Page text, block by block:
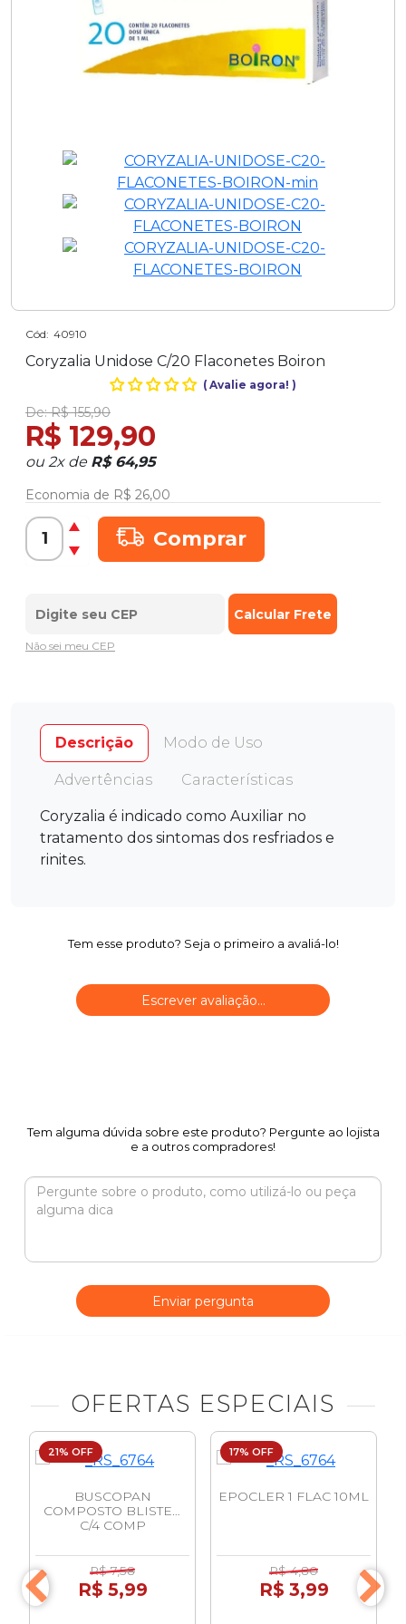
Cód: 40910
Coryzalia Unidose C/20 Flaconetes Boiron
(Avalie agora! )
De:R$ 155,90
R$ 129,90
ou 2xde R$ 64,95
Economia de R$ 26,00
Comprar
Não sei meu CEP
Descrição Modo de Uso
Advertências Características
Coryzalia é indicado como Auxiliar no
tratamento dos sintomas dos resfriados e
rinites.
Tem esse produto? Seja o primeiro a avaliá-lo!
Escrever avaliação...
Tem alguma dúvida sobre este produto? Pergunte ao lojista
e a outros compradores!
Enviar pergunta
OFERTAS ESPECIAIS
21% OFF
BUSCOPAN
COMPOSTO BLISTER
C/4 COMP
R$ 7,58
R$ 5,99
17% OFF
EPOCLER 1 FLAC 10ML
R$ 4,80
R$ 3,99